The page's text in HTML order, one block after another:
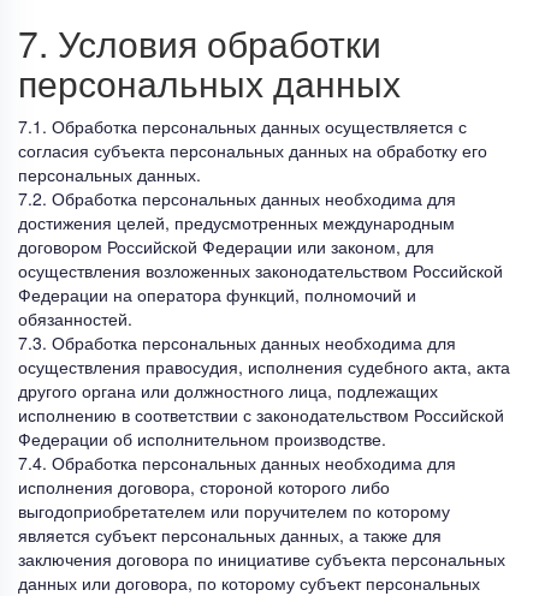
7. Условия обработки
персональных данных
7.1. Обработка персональных данных осуществляется с
согласия субъекта персональных данных на обработку его
персональных данных.
7.2. Обработка персональных данных необходима для
достижения целей, предусмотренных международным
договором Российской Федерации или законом, для
осуществления возложенных законодательством Российской
Федерации на оператора функций, полномочий и
обязанностей.
7.3. Обработка персональных данных необходима для
осуществления правосудия, исполнения судебного акта, акта
другого органа или должностного лица, подлежащих
исполнению в соответствии с законодательством Российской
Федерации об исполнительном производстве.
7.4. Обработка персональных данных необходима для
исполнения договора, стороной которого либо
выгодоприобретателем или поручителем по которому
является субъект персональных данных, а также для
заключения договора по инициативе субъекта персональных
данных или договора, по которому субъект персональных